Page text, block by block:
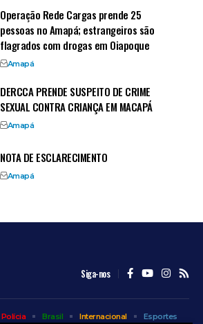
Operação Rede Cargas prende 25
pessoas no Amapá; estrangeiros são
flagrados com drogas em Oiapoque
Amapá
DERCCA PRENDE SUSPEITO DE CRIME
SEXUAL CONTRA CRIANÇA EM MACAPÁ
Amapá
NOTA DE ESCLARECIMENTO
Amapá
Siga-nos
Polícia Brasil Internacional Esportes